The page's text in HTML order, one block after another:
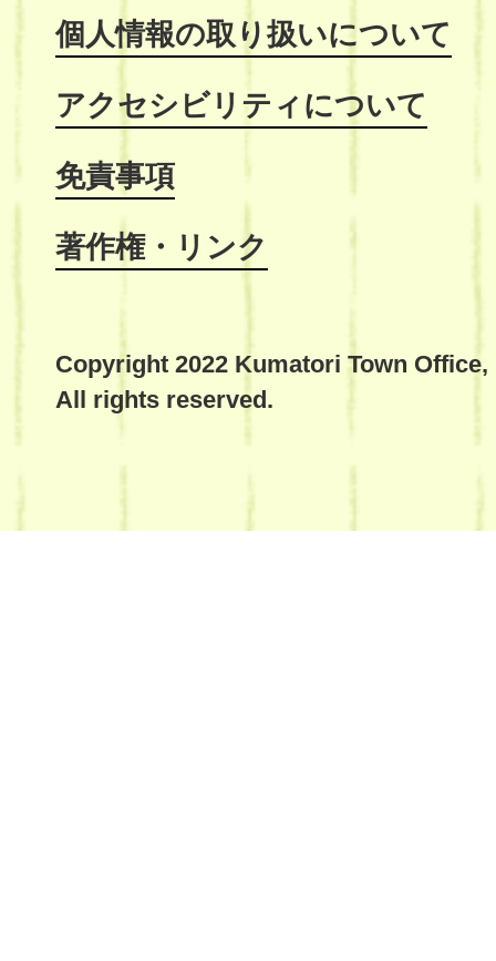
個人情報の取り扱いについて
アクセシビリティについて
免責事項
著作権・リンク
Copyright 2022 Kumatori Town Office,
All rights reserved.